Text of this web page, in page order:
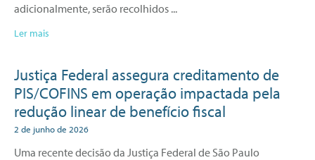
adicionalmente, serão recolhidos
Ler mais
Justiça Federal assegura creditamento de
PIS/COFINS em operação impactada pela
redução linear de benefício fiscal
2 de junho de 2026
Uma recente decisão da Justiça Federal de São Paulo